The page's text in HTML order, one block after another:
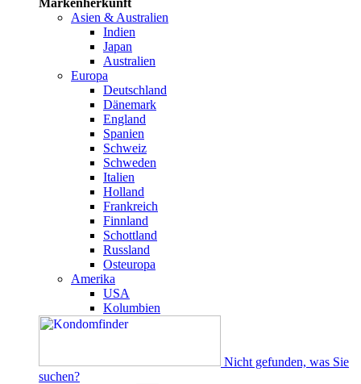
Markenherkunft
Asien & Australien
Indien
Japan
Australien
Europa
Deutschland
Dänemark
England
Spanien
Schweiz
Schweden
Italien
Holland
Frankreich
Finnland
Schottland
Russland
Osteuropa
Amerika
USA
Kolumbien
Nicht gefunden, was Sie
suchen?